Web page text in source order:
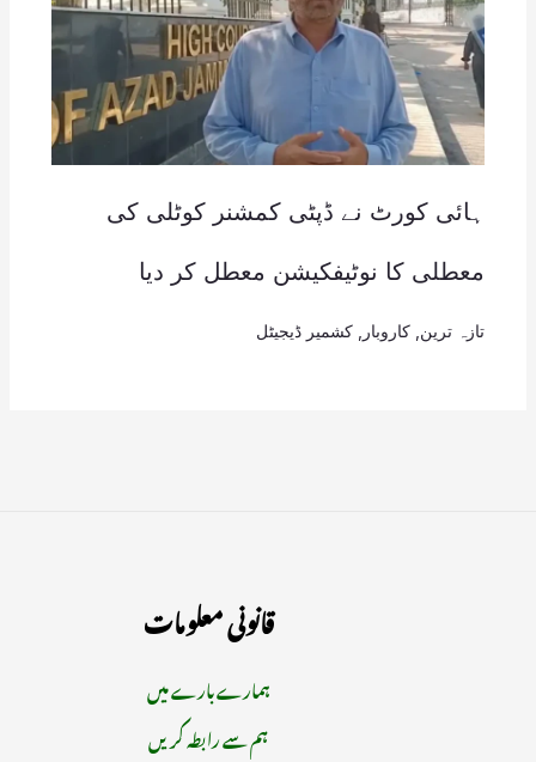
ہائی کورٹ نے ڈپٹی کمشنر کوٹلی کی
معطلی کا نوٹیفکیشن معطل کر دیا
تازہ ترین کاروبار کشمیر ڈیجیٹل
قانونی معلومات
ہمارے بارے میں
ہم سے رابطہ کریں